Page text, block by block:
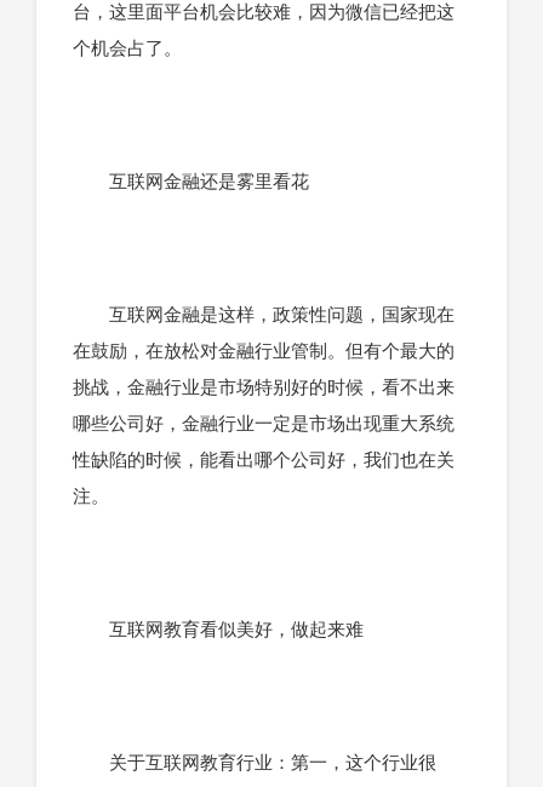
台，这里面平台机会比较难，因为微信已经把这
个机会占了。
互联网金融还是雾里看花
互联网金融是这样，政策性问题，国家现在
在鼓励，在放松对金融行业管制。但有个最大的
挑战，金融行业是市场特别好的时候，看不出来
哪些公司好，金融行业一定是市场出现重大系统
性缺陷的时候，能看出哪个公司好，我们也在关
注。
互联网教育看似美好，做起来难
关于互联网教育行业：第一，这个行业很